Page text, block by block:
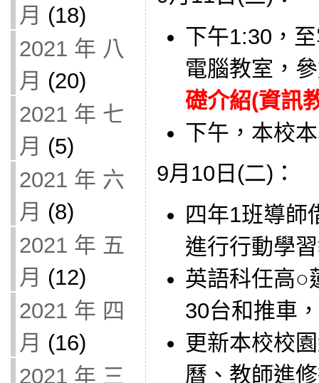
月 (18)
2021 年 八
月 (20)
2021 年 七
月 (5)
2021 年 六
月 (8)
2021 年 五
月 (12)
2021 年 四
月 (16)
2021 年 三
下午1:30，
電腦教室，
礎介紹(資訊
下午，本校
9月10日(二)：
四年1班導師
進行行動學
英語科任高○
30台和推車
更新本校校
曆、教師進